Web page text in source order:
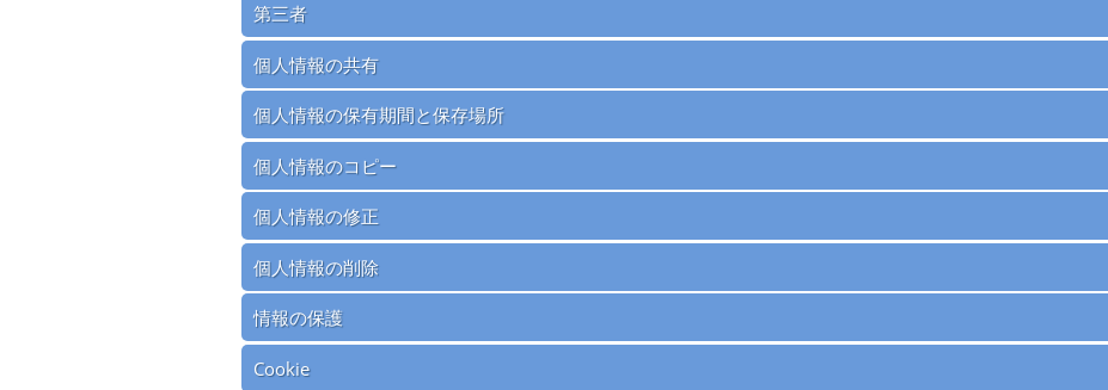
第三者
個人情報の共有
個人情報の保有期間と保存場所
個人情報のコピー
個人情報の修正
個人情報の削除
情報の保護
Cookie